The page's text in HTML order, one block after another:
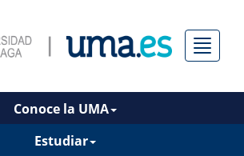
Menú
Conoce la UMA
Estudiar